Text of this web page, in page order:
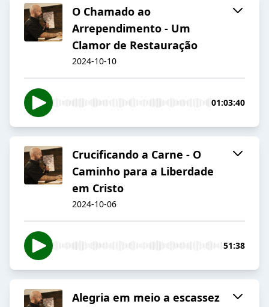
O Chamado ao
Arrependimento - Um
Clamor de Restauração
2024-10-10
01:03:40
Crucificando a Carne - O
Caminho para a Liberdade
em Cristo
2024-10-06
51:38
Alegria em meio a escassez